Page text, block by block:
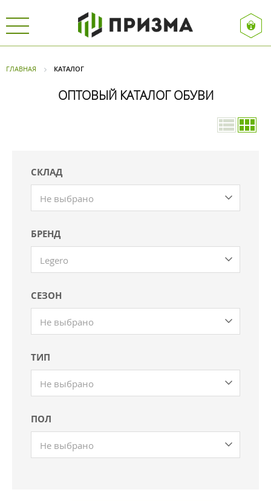
ГЛАВНАЯ КАТАЛОГ
ОПТОВЫЙ КАТАЛОГ ОБУВИ
СКЛАД
Не выбрано
БРЕНД
Legero
СЕЗОН
Не выбрано
ТИП
Не выбрано
ПОЛ
Не выбрано